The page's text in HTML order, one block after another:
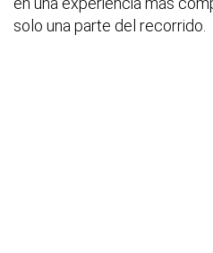
solo una parte del recorrido.